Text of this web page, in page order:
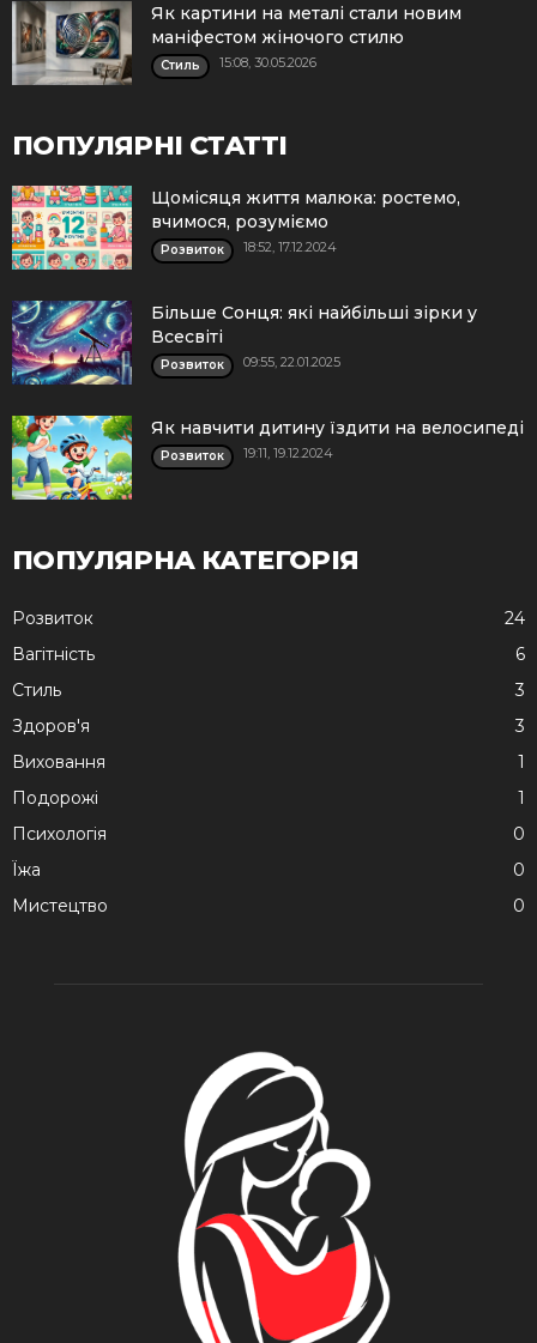
Як картини на металі стали новим
маніфестом жіночого стилю
Стиль 15:08, 30.05.2026
ПОПУЛЯРНІ СТАТТІ
Щомісяця життя малюка: ростемо,
вчимося, розуміємо
Розвиток 18:52, 17.12.2024
Більше Сонця: які найбільші зірки у
Всесвіті
Розвиток 09:55, 22.01.2025
Як навчити дитину їздити на велосипеді
Розвиток 19:11, 19.12.2024
ПОПУЛЯРНА КАТЕГОРІЯ
Розвиток
24
Вагітність
6
Стиль
3
Здоров'я
3
Виховання
1
Подорожі
1
Психологія
0
Їжа
0
Мистецтво
0